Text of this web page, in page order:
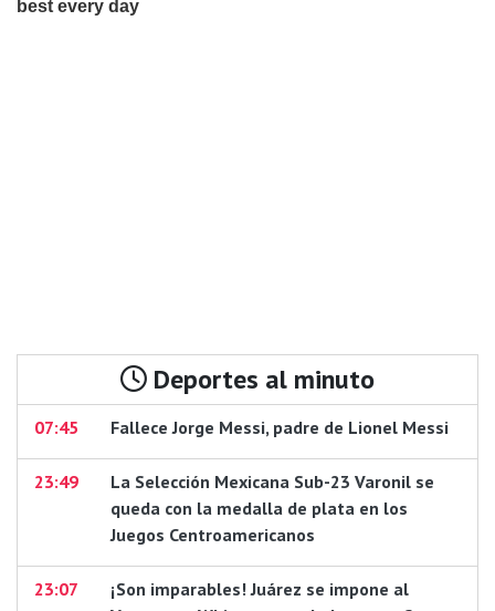
Deportes al minuto
07:45 Fallece Jorge Messi, padre de Lionel Messi
23:49
La Selección Mexicana Sub-23 Varonil se
queda con la medalla de plata en los
Juegos Centroamericanos
23:07
¡Son imparables! Juárez se impone al